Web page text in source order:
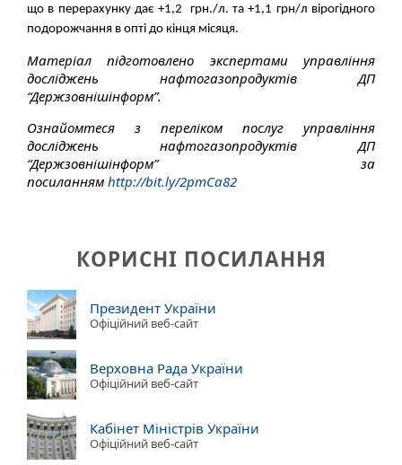
що в перерахунку дає +1,2 грн./л. та +1,1 грн/л вірогідного
подорожчання в опті до кінця місяця.
Матеріал підготовлено экспертами управління
досліджень нафтогазопродуктів ДП
“Держзовнішінформ”.
Ознайомтеся з переліком послуг управління
досліджень нафтогазопродуктів ДП
“Держзовнішінформ” за
посиланням http://bit.ly/2pmCa82
КОРИСНІ ПОСИЛАННЯ
Президент України
Офіційний веб-сайт
Верховна Рада України
Офіційний веб-сайт
Кабінет Міністрів України
Офіційний веб-сайт